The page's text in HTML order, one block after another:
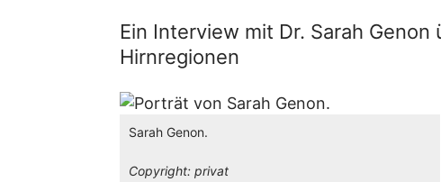
Ein Interview mit Dr. Sarah
Hirnregionen
Sarah Genon.
Copyright: privat